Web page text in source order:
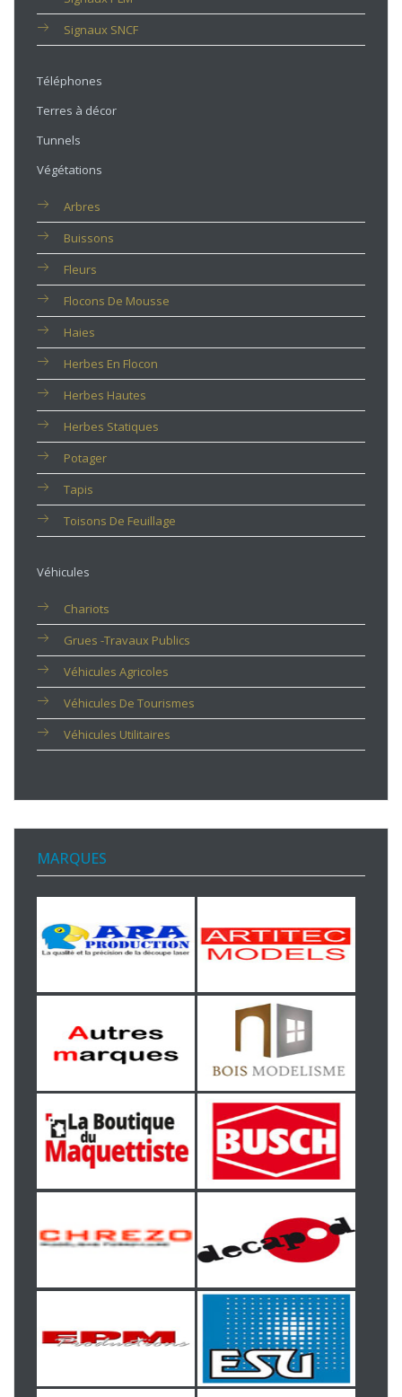
Signaux SNCF
Téléphones
Terres à décor
Tunnels
Végétations
Arbres
Buissons
Fleurs
Flocons De Mousse
Haies
Herbes En Flocon
Herbes Hautes
Herbes Statiques
Potager
Tapis
Toisons De Feuillage
Véhicules
Chariots
Grues -travaux Publics
Véhicules Agricoles
Véhicules De Tourismes
Véhicules Utilitaires
MARQUES